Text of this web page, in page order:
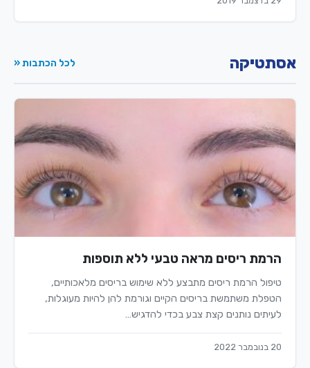
אסתטיקה לכל הכתבות «
הרמת ריסים מראה טבעי ללא תוספות
טיפול הרמת ריסים מתבצע ללא שימוש בריסים מלאכותיים,
הטפלת משתמשת בריסים הקיים וגורמת להן להיות מעוגלות,
לעיתים נותנים קצת צבע בכדי להדגיש…
20 בנובמבר 2022